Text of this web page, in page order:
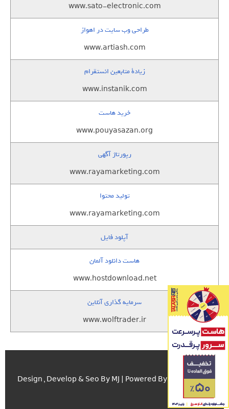
www.sato-electronic.com
طراحی وب سایت در اهواز
www.artiash.com
زيادة متابعين انستقرام
www.instanik.com
خرید هاست
www.pouyasazan.org
رپورتاژ آگهی
www.rayamarketing.com
تولید محتوا
www.rayamarketing.com
آپلود فایل
هاست دانلود آلمان
www.hostdownload.net
سرمایه گذاری آنلاین
www.wolftrader.ir
Design , Develop & Seo By MJ | Powered By اسکریپت.com